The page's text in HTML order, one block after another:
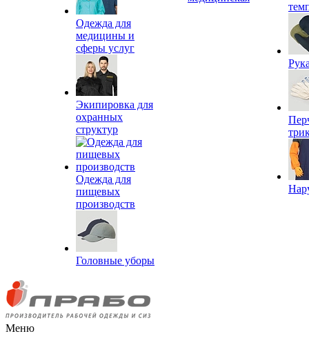
Одежда для
медицины и
сферы услуг
Экипировка для
охранных
структур
Одежда для
пищевых
производств
Головные уборы
Меню